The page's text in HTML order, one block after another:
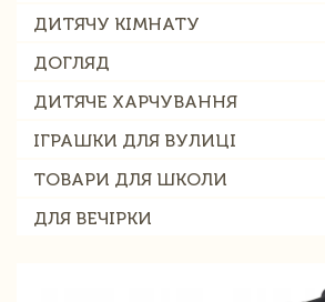
ДИТЯЧУ КІМНАТУ
ДОГЛЯД
ДИТЯЧЕ ХАРЧУВАННЯ
ІГРАШКИ ДЛЯ ВУЛИЦІ
ТОВАРИ ДЛЯ ШКОЛИ
ДЛЯ ВЕЧІРКИ